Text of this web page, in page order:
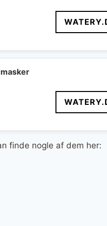
finde nogle af dem her: